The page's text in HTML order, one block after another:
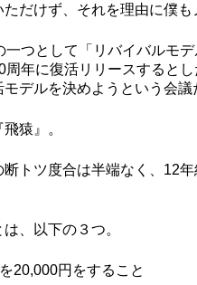
だけず、それを理由に僕
つとして「リバイバルモ
年に復活リリースすると
デルを決めようという会議
猿』。
トツ度合は半端なく、12
、以下の３つ。
20,000円をすること